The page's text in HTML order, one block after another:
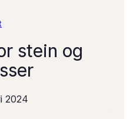
stein og
2024